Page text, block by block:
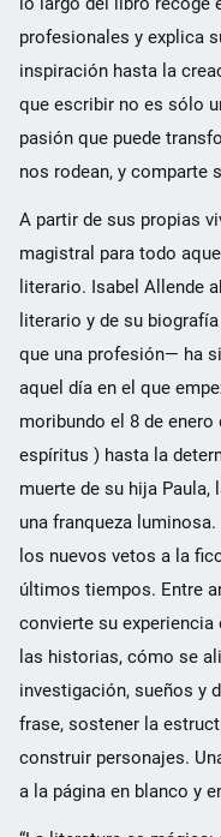
profesionales y explica
inspiración hasta la
que escribir no es sólo
pasión que puede
nos rodean, y comparte
A partir de sus propias
magistral para todo
literario. Isabel Allende
literario y de su
que una profesión— ha
aquel día en el que
moribundo el 8 de
espíritus ) hasta la
muerte de su hija
una franqueza
los nuevos vetos a la
últimos tiempos. Entre
convierte su experiencia
las historias, cómo se
investigación, sueños y
frase, sostener la
construir personajes.
a la página en blanco y